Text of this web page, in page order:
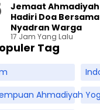
Jemaat
Hadiri Doa
Nyadran Warga
17 Jam Yang Lalu
Tag
Ahmadiyah